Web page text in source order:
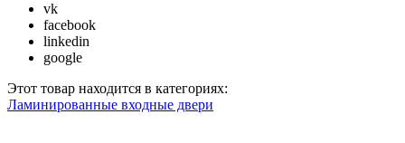
vk
facebook
linkedin
google
Этот товар находится в категориях:
Ламинированные входные двери